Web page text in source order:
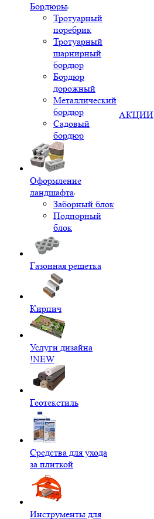
Бордюры
Тротуарный
поребрик
Тротуарный
шарнирный
бордюр
Бордюр
дорожный
Металлический
бордюр
Садовый
бордюр
Оформление
ландшафта
Заборный блок
Подпорный
блок
Газонная решетка
Кирпич
Услуги дизайна
!NEW
Геотекстиль
Средства для ухода
за плиткой
Инструменты для
АКЦИИ